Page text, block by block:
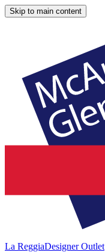
Skip to main content
La ReggiaDesigner Outlet